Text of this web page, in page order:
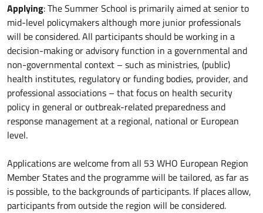
Applying: The Summer School is primarily aimed at senior to
mid-level policymakers although more junior professionals
will be considered. All participants should be working in a
decision-making or advisory function in a governmental and
non-governmental context – such as ministries, (public)
health institutes, regulatory or funding bodies, provider, and
professional associations – that focus on health security
policy in general or outbreak-related preparedness and
response management at a regional, national or European
level.
Applications are welcome from all 53 WHO European Region
Member States and the programme will be tailored, as far as
is possible, to the backgrounds of participants. If places allow,
participants from outside the region will be considered.